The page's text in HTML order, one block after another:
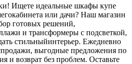
Ищете идеальные шкафы купе
или дачи? Наш магазин
готовых решений,
и трансформеры с подсветкой,
стильныйинтерьер. Ежедневно
выгодные предложения по
и возврат без проблем. Оставьте